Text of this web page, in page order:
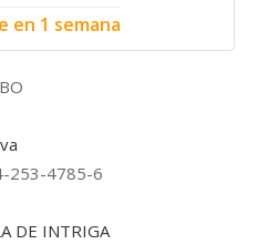
en 1 semana
253-4785-6
DE INTRIGA